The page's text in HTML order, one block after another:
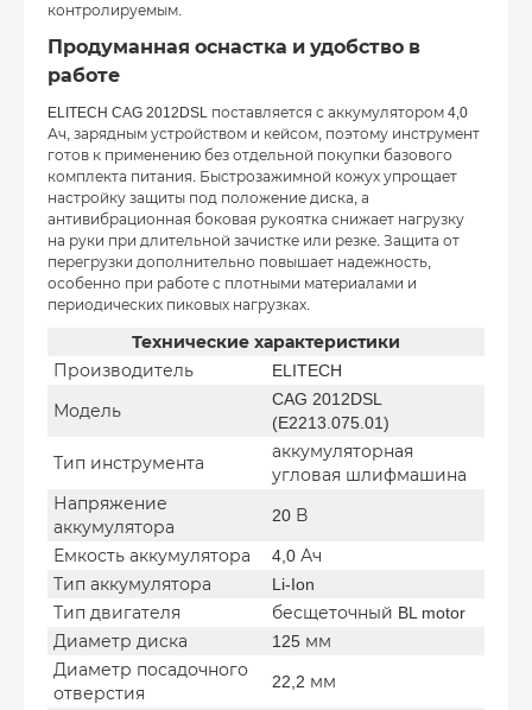
контролируемым.
Продуманная оснастка и удобство в
работе
ELITECH CAG 2012DSL поставляется с аккумулятором 4,0
Ач, зарядным устройством и кейсом, поэтому инструмент
готов к применению без отдельной покупки базового
комплекта питания. Быстрозажимной кожух упрощает
настройку защиты под положение диска, а
антивибрационная боковая рукоятка снижает нагрузку
на руки при длительной зачистке или резке. Защита от
перегрузки дополнительно повышает надежность,
особенно при работе с плотными материалами и
периодических пиковых нагрузках.
Технические характеристики
Производитель
ELITECH
Модель
CAG 2012DSL
(E2213.075.01)
Тип инструмента
аккумуляторная
угловая шлифмашина
Напряжение
аккумулятора
20 В
Емкость аккумулятора
4,0 Ач
Тип аккумулятора
Li-Ion
Тип двигателя
бесщеточный BL motor
Диаметр диска
125 мм
Диаметр посадочного
отверстия
22,2 мм